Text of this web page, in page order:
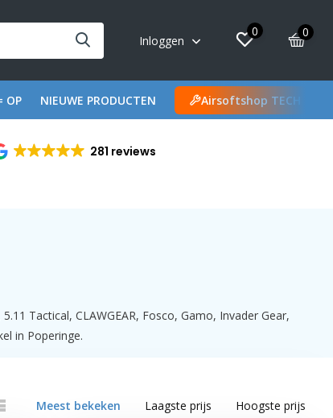
Inloggen
0 0
OP NIEUWE PRODUCTEN Airsoftshop TECH
281 reviews
Tactical, CLAWGEAR, Fosco, Gamo, Invader Gear,
in Poperinge.
Meest bekeken Laagste prijs Hoogste prijs